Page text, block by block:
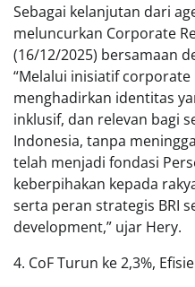
Sebagai kelanjutan dari
meluncurkan Corporate
(16/12/2025) bersamaan
“Melalui inisiatif corporate
menghadirkan identitas
inklusif, dan relevan bagi
Indonesia, tanpa
telah menjadi fondasi
keberpihakan kepada
serta peran strategis BRI
development,” ujar Hery.
4. CoF Turun ke 2,3%,